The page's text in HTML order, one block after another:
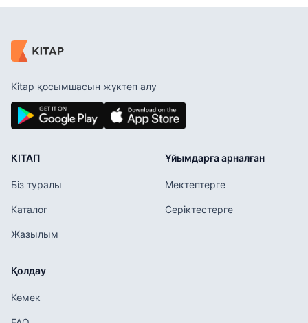
Kitap қосымшасын жүктеп алу
КІТАП
Біз туралы
Каталог
Жазылым
Ұйымдарға арналған
Мектептерге
Серіктестерге
Қолдау
Көмек